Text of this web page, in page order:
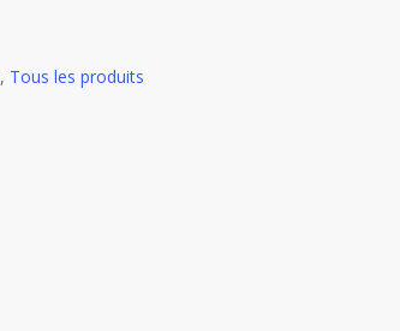
, Tous les produits